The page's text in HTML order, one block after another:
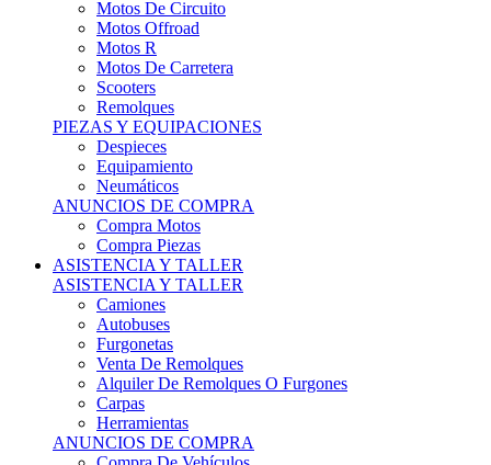
Motos R
Motos De Carretera
Scooters
Remolques
PIEZAS Y EQUIPACIONES
Despieces
Equipamiento
Neumáticos
ANUNCIOS DE COMPRA
Compra Motos
Compra Piezas
ASISTENCIA Y TALLER
ASISTENCIA Y TALLER
Camiones
Autobuses
Furgonetas
Venta De Remolques
Alquiler De Remolques O Furgones
Carpas
Herramientas
ANUNCIOS DE COMPRA
Compra De Vehículos
Compra De Herramientas